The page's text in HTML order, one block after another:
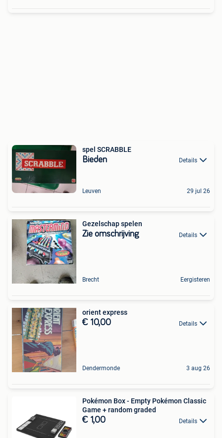
spel SCRABBLE
Bieden Details
Leuven 29 jul 26
Gezelschap spelen
Zie omschrijving Details
Brecht Eergisteren
orient express
€ 10,00 Details
Dendermonde 3 aug 26
Pokémon Box - Empty Pokémon Classic
Game + random graded
€ 1,00 Details